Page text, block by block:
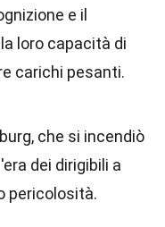
e il
loro capacità di
carichi pesanti.
che si incendiò
dei dirigibili a
pericolosità.